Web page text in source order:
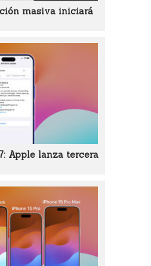
masiva iniciará
Apple lanza tercera